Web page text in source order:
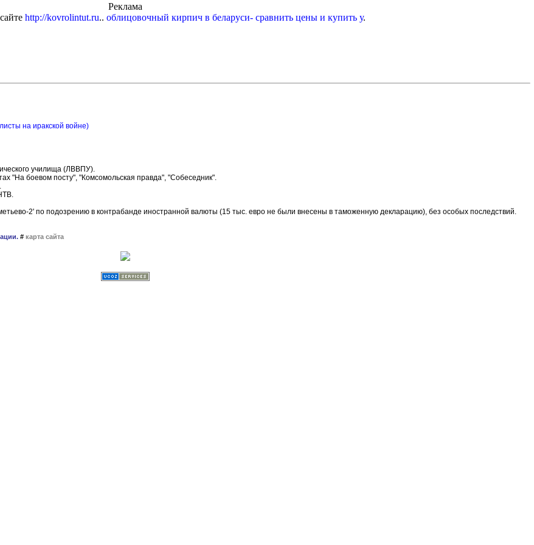
Реклама
http://kovrolintut.ru.. облицовочный кирпич в беларуси- сравнить цены и купить у.
на иракской войне)
училища (ЛВВПУ).
"На боевом посту", "Комсомольская правда", "Собеседник".
2' по подозрению в контрабанде иностранной валюты (15 тыс. евро не были внесены в таможенную декларацию), без особых последствий.
# карта сайта